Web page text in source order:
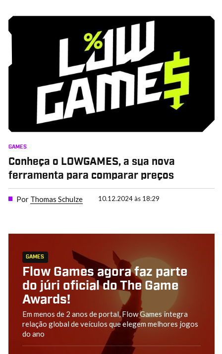
GAMES
Conheça o LOWGAMES, a sua nova
ferramenta para comparar preços
Por Thomas Schulze 10.12.2024 às 18:29
GAMES
Flow Games agora faz parte
do júri oficial do The Game
Awards!
Em menos de 2 anos de portal, Flow Games integra
relação global de veículos que elegem melhores jogos
do ano